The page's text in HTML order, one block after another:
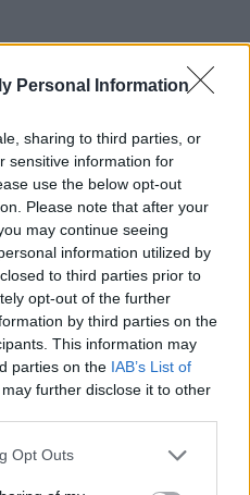
Personal Information
sharing to third parties, or
sensitive information for
use the below opt-out
Please note that after your
may continue seeing
information utilized by
to third parties prior to
opt-out of the further
by third parties on the
This information may
parties on the IAB’s List of
further disclose it to other
Opt Outs
golyó, amely